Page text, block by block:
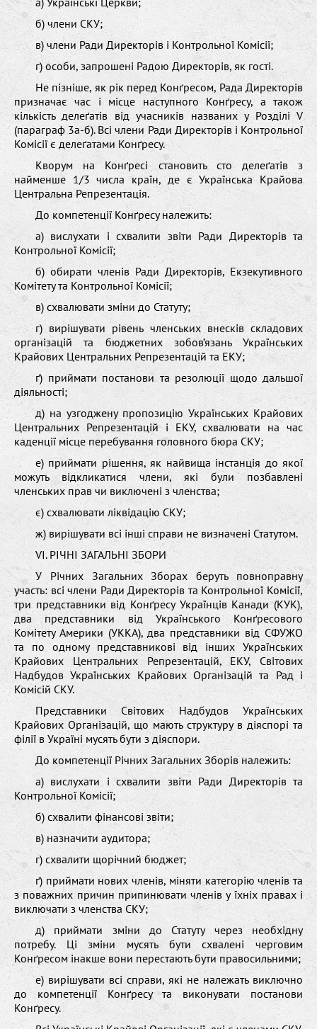
б) члени СКУ;
в) члени Ради Директорів і Контрольної Комісії;
г) особи, запрошені Радою Директорів, як гості.
Не пізніше, як рік перед Конґресом, Рада Директорів
призначає час і місце наступного Конґресу, а також
кількість делеґатів від учасників названих у Розділі V
(параграф 3а-б). Всі члени Ради Директорів і Контрольної
Комісії є делеґатами Конґресу.
Кворум на Конґресі становить сто делеґатів з
найменше 1/3 числа країн, де є Українська Крайова
Центральна Репрезентація.
До компетенції Конґресу належить:
а) вислухати і схвалити звіти Ради Директорів та
Контрольної Комісії;
б) oбирати членів Ради Директорів, Екзекутивного
Комітету та Контрольної Комісії;
в) схвалювати зміни до Статуту;
г) вирішувати рівень членських внесків складових
організацій та бюджетних зобов’язань Українських
Крайових Центральних Репрезентацій та ЕКУ;
ґ) приймати постанови та резолюції щодо дальшої
діяльності;
д) на узгоджену пропозицію Українських Крайових
Центральних Репрезентацій і ЕКУ, схвалювати на час
каденції місце перебування головного бюра СКУ;
е) приймати рішення, як найвища інстанція до якої
можуть відкликатися члени, які були позбавлені
членських прав чи виключені з членства;
є) схвалювати ліквідацію СКУ;
ж) вирішувати всі інші справи не визначені Статутом.
VI. РІЧНІ ЗАГАЛЬНІ ЗБОРИ
У Річних Загальних Зборах беруть повноправну
участь: всі члени Ради Директорів та Контрольної Комісії,
три представники від Конґресу Українців Канади (КУК),
два представники від Українського Конґресового
Комітету Америки (УККА), два представники від СФУЖО
та по одному представникові від інших Українських
Крайових Центральних Репрезентацій, ЕКУ, Світових
Надбудов Українських Крайових Організацій та Рад і
Комісій СКУ.
Представники Світових Надбудов Українських
Крайових Організацій, що мають структуру в діяспорі та
філії в Україні мусять бути з діяспори.
До компетенції Річних Загальних Зборів належить:
а) вислухати і схвалити звіти Ради Директорів та
Контрольної Комісії;
б) схвалити фінансові звіти;
в) назначити аудитора;
г) схвалити щорічний бюджет;
ґ) приймати нових членів, міняти категорію членів та
з поважних причин припинювати членів у їхніх правах і
виключати з членства СКУ;
д) приймати зміни до Статуту через необхідну
потребу. Ці зміни мусять бути схвалені черговим
Конґресом інакше вони перестають бути правосильними;
е) вирішувати всі справи, які не належать виключно
дo компетенції Конґресу та виконувати постанови
Конґресу.